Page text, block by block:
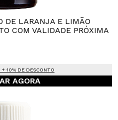
DE LARANJA E LIMÃO
COM VALIDADE PRÓXIMA
+ 10% DE DESCONTO
AGORA